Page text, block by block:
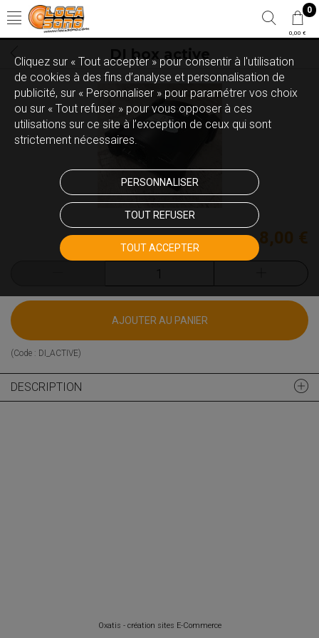
0
0,00 €
DI box active
8,00 €
AJOUTER AU PANIER
(Code : DI_ACTIVE)
DESCRIPTION
Cliquez sur « Tout accepter » pour consentir à l'utilisation
de cookies à des fins d’analyse et personnalisation de
publicité, sur « Personnaliser » pour paramétrer vos choix
ou sur « Tout refuser » pour vous opposer à ces
utilisations sur ce site à l’exception de ceux qui sont
strictement nécessaires.
PERSONNALISER
TOUT REFUSER
TOUT ACCEPTER
Oxatis - création sites E-Commerce